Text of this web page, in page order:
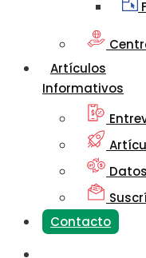
Artículos
Informativos
Contacto